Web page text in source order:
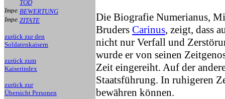
TOD
BEWERTUNG
ZITATE
zurück zur den
Soldatenkaisern
zurück zum
Kaiserindex
zurück zur
Übersicht Personen
Die Biografie Numerianus,
Bruders Carinus, zeigt, dass
nicht nur Verfall und
wurde er von seinen
Zeit eingereiht. Auf der
Staatsführung. In ruhigeren
bewähren können.